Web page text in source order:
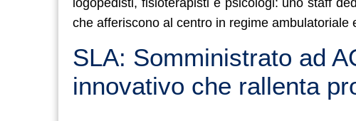
logopedisti, fisioterapisti e psicologi: uno staff
che afferiscono al centro in regime ambulatoriale
SLA: Somministrato ad
innovativo che rallenta